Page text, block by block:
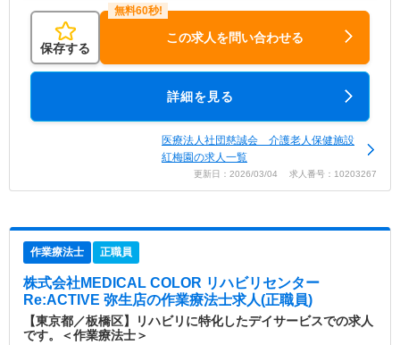
保存する
この求人を問い合わせる
詳細を見る
医療法人社団慈誠会 介護老人保健施設
紅梅園の求人一覧
更新日：2026/03/04 求人番号：10203267
作業療法士 正職員
株式会社MEDICAL COLOR リハビリセンター
Re:ACTIVE 弥生店の作業療法士求人(正職員)
【東京都／板橋区】リハビリに特化したデイサービスでの求人
です。＜作業療法士＞